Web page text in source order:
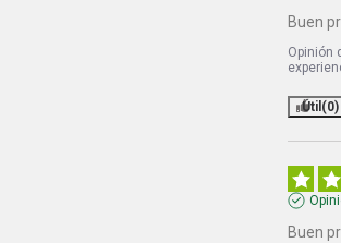
Buen
Opinión
Útil (0)
Buen